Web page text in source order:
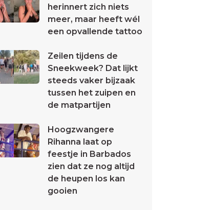
herinnert zich niets
meer, maar heeft wél
een opvallende tattoo
Zeilen tijdens de
Sneekweek? Dat lijkt
steeds vaker bijzaak
tussen het zuipen en
de matpartijen
Hoogzwangere
Rihanna laat op
feestje in Barbados
zien dat ze nog altijd
de heupen los kan
gooien